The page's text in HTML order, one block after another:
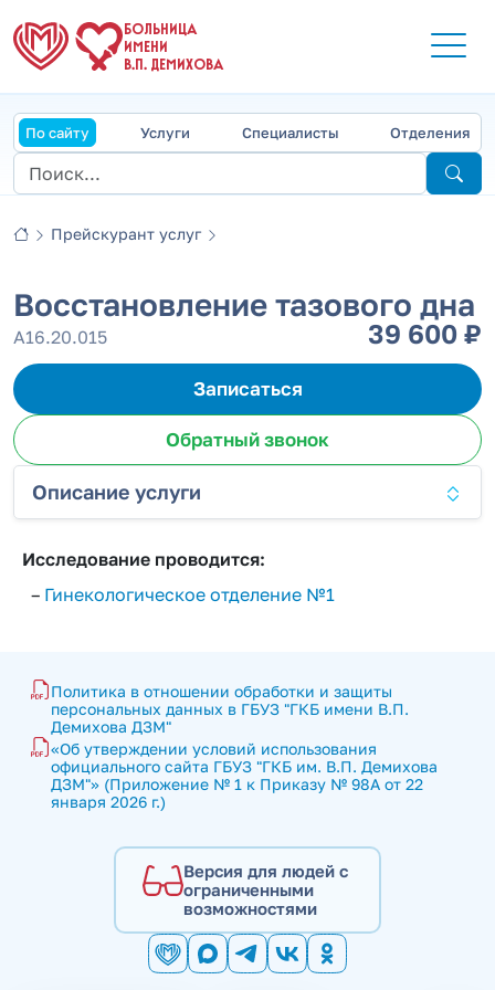
БОЛЬНИЦА
ИМЕНИ
В.П. ДЕМИХОВА
По сайту Услуги Специалисты Отделения
Прейскурант услуг
Восстановление тазового дна
А16.20.015 39 600 ₽
Записаться
Обратный звонок
Описание услуги
Исследование проводится:
– Гинекологическое отделение №1
Политика в отношении обработки и защиты
персональных данных в ГБУЗ "ГКБ имени В.П.
Демихова ДЗМ"
«Об утверждении условий использования
официального сайта ГБУЗ "ГКБ им. В.П. Демихова
ДЗМ"» (Приложение № 1 к Приказу № 98А от 22
января 2026 г.)
Версия для людей с
ограниченными
возможностями